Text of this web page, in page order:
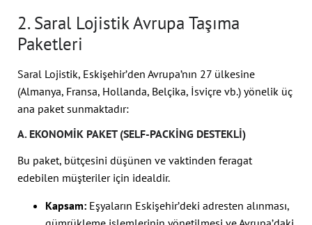
2. Saral Lojistik Avrupa Taşıma
Paketleri
Saral Lojistik, Eskişehir’den Avrupa’nın 27 ülkesine
(Almanya, Fransa, Hollanda, Belçika, İsviçre vb.) yönelik üç
ana paket sunmaktadır:
A. EKONOMIK PAKET (SELF-PACKING DESTEKLI)
Bu paket, bütçesini düşünen ve vaktinden feragat
edebilen müşteriler için idealdir.
Kapsam: Eşyaların Eskişehir’deki adresten alınması,